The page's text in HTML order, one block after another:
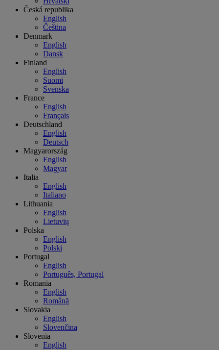
Česká republika
English
Čeština
Denmark
English
Dansk
Finland
English
Suomi
Svenska
France
English
Français
Deutschland
English
Deutsch
Magyarország
English
Magyar
Italia
English
Italiano
Lithuania
English
Lietuvių
Polska
English
Polski
Portugal
English
Português, Portugal
Romania
English
Română
Slovakia
English
Slovenčina
Slovenia
English